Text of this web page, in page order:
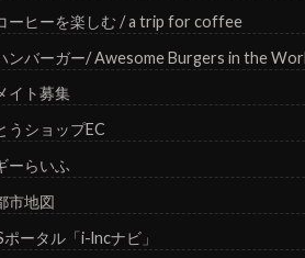
ーヒーを楽しむ / a trip for coffee
ンバーガー/ Awesome Burgers in the
イト募集
うショップEC
ーらいふ
市地図
ータル「i-lncナビ」